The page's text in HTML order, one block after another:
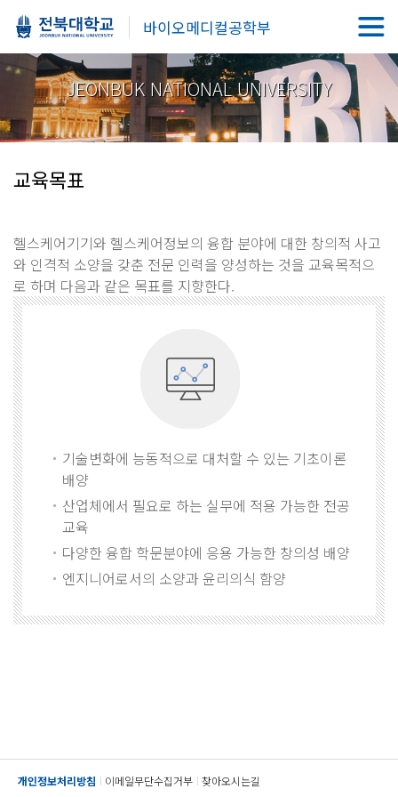
바이오메디컬공학부
JEONBUK NATIONAL UNIVERSITY
교육목표
헬스케어기기와 헬스케어정보의 융합 분야에 대한 창의적 사고
와 인격적 소양을 갖춘 전문 인력을 양성하는 것을 교육목적으
로 하며 다음과 같은 목표를 지향한다.
기술변화에 능동적으로 대처할 수 있는 기초이론
배양
산업체에서 필요로 하는 실무에 적용 가능한 전공
교육
다양한 융합 학문분야에 응용 가능한 창의성 배양
엔지니어로서의 소양과 윤리의식 함양
개인정보처리방침 이메일무단수집거부 찾아오시는길